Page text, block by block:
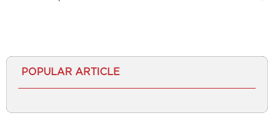
POPULAR ARTICLE